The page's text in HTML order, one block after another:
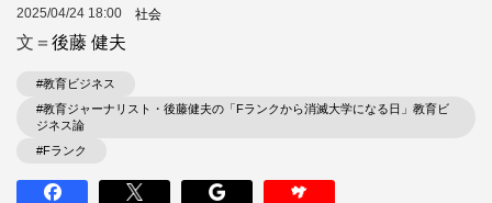
2025/04/24 18:00 社会
文＝ 後藤 健夫
#教育ビジネス
#教育ジャーナリスト・後藤健夫の「Fランクから消滅大学になる日」教育ビ
ジネス論
#Fランク